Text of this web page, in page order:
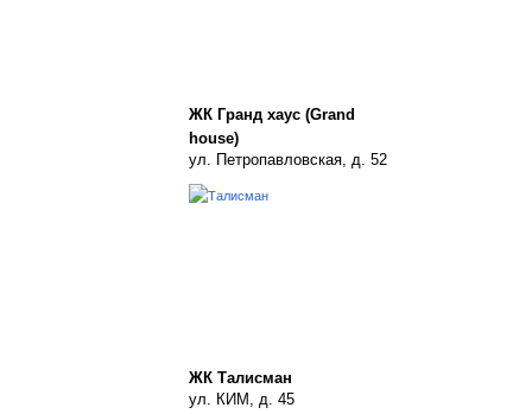
ЖК Гранд хаус (Grand
house)
ул. Петропавловская, д. 52
ЖК Талисман
ул. КИМ, д. 45